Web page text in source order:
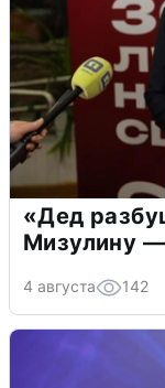
«Дед
Мизулину —
4 августа 142